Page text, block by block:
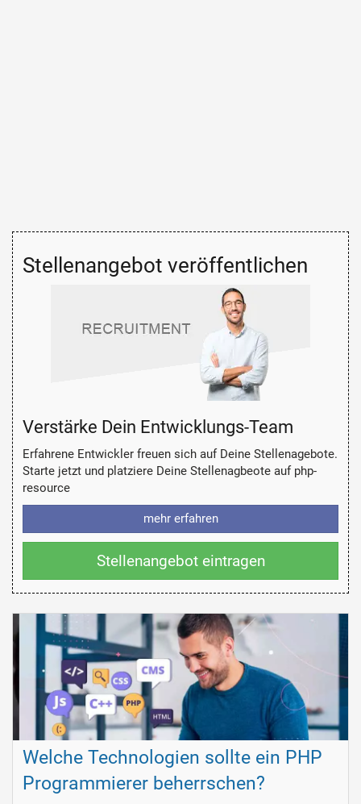
Stellenangebot veröffentlichen
Verstärke Dein Entwicklungs-Team
Erfahrene Entwickler freuen sich auf Deine Stellenagebote.
Starte jetzt und platziere Deine Stellenagbeote auf php-
resource
mehr erfahren
Stellenangebot eintragen
Welche Technologien sollte ein PHP
Programmierer beherrschen?